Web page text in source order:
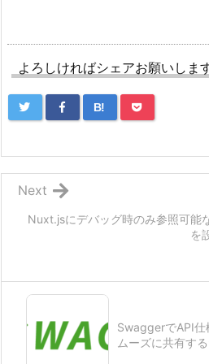
よろしければシェアお願いしま
B!
Nuxt.jsにデバッグ時のみ参照可能
を
Next
SwaggerでAPI仕
ムーズに共有す